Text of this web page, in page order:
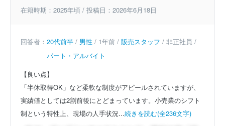
在籍時期：2025年頃 / 投稿日：2026年6月18日
回答者： 20代前半 / 男性 / 1年前 / 販売スタッフ / 非正社員 /
パート・アルバイト
【良い点】
「半休取得OK」など柔軟な制度がアピールされていますが、
実績値としては2割前後にとどまっています。小売業のシフト
制という特性上、現場の人手状況...続きを読む(全236文字)